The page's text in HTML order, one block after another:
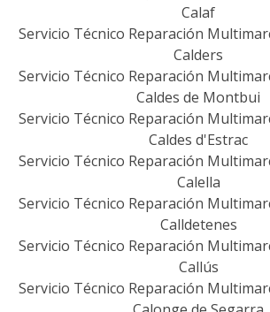
Calaf
Servicio Técnico Reparación
Calders
Servicio Técnico Reparación
Caldes de Montbui
Servicio Técnico Reparación
Caldes d'Estrac
Servicio Técnico Reparación
Calella
Servicio Técnico Reparación
Calldetenes
Servicio Técnico Reparación
Callús
Servicio Técnico Reparación